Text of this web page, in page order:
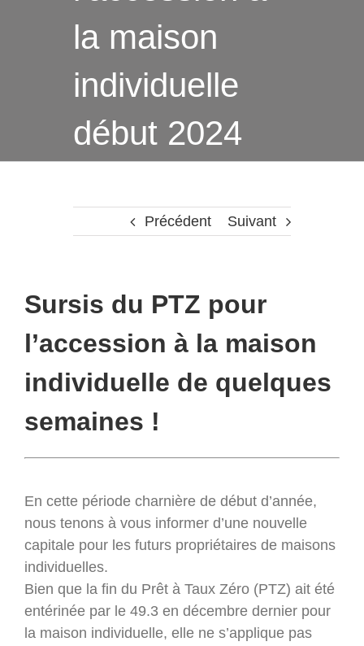
la maison
individuelle
début 2024
Précédent Suivant
Sursis du PTZ pour
l’accession à la maison
individuelle de quelques
semaines !
En cette période charnière de début d’année,
nous tenons à vous informer d’une nouvelle
capitale pour les futurs propriétaires de maisons
individuelles.
Bien que la fin du Prêt à Taux Zéro (PTZ) ait été
entérinée par le 49.3 en décembre dernier pour
la maison individuelle, elle ne s’applique pas